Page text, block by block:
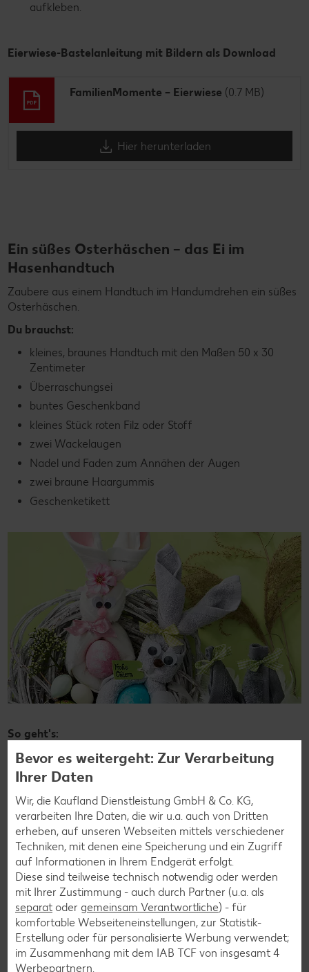
aufkleben.
Eierwiese-Bastelanleitung mit Bildern als Download
FamilienMomente – Eierwiese (0.7 MB)
Hier herunterladen
Ein süßes Osterhäschen – das Ei im
Hasenhandtuch
Zaubere aus einem Handtuch im Handumdrehen ein süßes
Osterhäschen.
Du brauchst:
kleines, braunes Handtuch mit den Maßen 50 x 30
Zentimeter
Überraschungsei
buntes Geschenkband
kleines Stück roten Filz oder Stoff
zwei Wackelaugen
Nadel und Faden zum Annähen der Augen
zwei braune Haargummis
Geschenketikett
So geht's:
Handtuch aufrollen, um das Überraschungsei
herumlegen und mit den beiden Haargummis so
zwei Ohren entstehen.
Die Wackelaugen und die Nase aus rotem Stoff mit ein
paar einfachen Stichen auf dem Handtuch befestigen.
Dem Hasen ein Schleifchen mit einem Geschenketikett
um den Hals binden.
Hasentuch-Bastelanleitung mit Bildern als Download
FamilienMomente – Handtuch-Osterhase
Bevor es weitergeht: Zur Verarbeitung
Ihrer Daten
Wir, die Kaufland Dienstleistung GmbH & Co. KG,
verarbeiten Ihre Daten, die wir u.a. auch von Dritten
erheben, auf unseren Webseiten mittels verschiedener
Techniken, mit denen eine Speicherung und ein Zugriff
auf Informationen in Ihrem Endgerät erfolgt.
Diese sind teilweise technisch notwendig oder werden
mit Ihrer Zustimmung - auch durch Partner (u.a. als
separat oder gemeinsam Verantwortliche) - für
komfortable Webseiteneinstellungen, zur Statistik-
Erstellung oder für personalisierte Werbung verwendet;
im Zusammenhang mit dem IAB TCF von insgesamt 4
Werbepartnern.